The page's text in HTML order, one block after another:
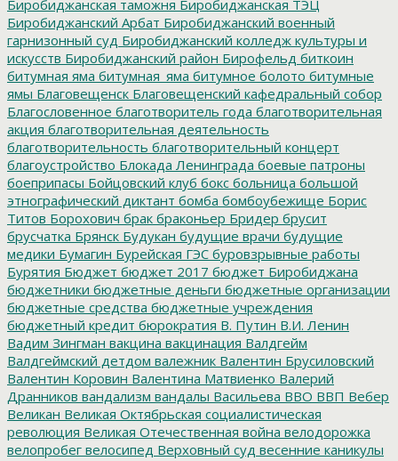
Биробиджанская таможня Биробиджанская ТЭЦ
Биробиджанский Арбат Биробиджанский военный
гарнизонный суд Биробиджанский колледж культуры и
искусств Биробиджанский район Бирофельд биткоин
битумная яма битумная_яма битумное болото битумные
ямы Благовещенск Благовещенский кафедральный собор
Благословенное благотворитель года благотворительная
акция благотворительная деятельность
благотворительность благотворительный концерт
благоустройство Блокада Ленинграда боевые патроны
боеприпасы Бойцовский клуб бокс больница большой
этнографический диктант бомба бомбоубежище Борис
Титов Борохович брак браконьер Бридер брусит
брусчатка Брянск Будукан будущие врачи будущие
медики Бумагин Бурейская ГЭС буровзрывные работы
Бурятия Бюджет бюджет 2017 бюджет Биробиджана
бюджетники бюджетные деньги бюджетные организации
бюджетные средства бюджетные учреждения
бюджетный кредит бюрократия В. Путин В.И. Ленин
Вадим Зингман вакцина вакцинация Валдгейм
Валдгеймский детдом валежник Валентин Брусиловский
Валентин Коровин Валентина Матвиенко Валерий
Дранников вандализм вандалы Васильева ВВО ВВП Вебер
Великан Великая Октябрьская социалистическая
революция Великая Отечественная война велодорожка
велопробег велосипед Верховный суд весенние каникулы